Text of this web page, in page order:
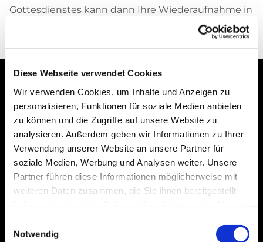
Diese Webseite verwendet Cookies
Wir verwenden Cookies, um Inhalte und Anzeigen zu
personalisieren, Funktionen für soziale Medien anbieten
zu können und die Zugriffe auf unsere Website zu
analysieren. Außerdem geben wir Informationen zu Ihrer
Verwendung unserer Website an unsere Partner für
soziale Medien, Werbung und Analysen weiter. Unsere
Partner führen diese Informationen möglicherweise mit
weiteren Daten zusammen, die Sie ihnen bereitgestellt
Notwendig
Gottesdienstes kann dann Ihre Wiederaufnahme in
die Gemeinschaft der Kirche vollzogen werden.
Bogenstraße 4A
99089 Erfurt, Thüringen
Bitte akzeptieren Sie Marketing-Cookies,
um diese Karte anzuzeigen.